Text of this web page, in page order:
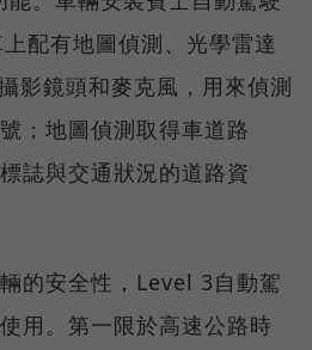
配有地圖偵測、光學雷達
影鏡頭和麥克風，用來偵測
；地圖偵測取得車道路
誌與交通狀況的道路資
的安全性，Level 3自動駕
用。第一限於高速公路時